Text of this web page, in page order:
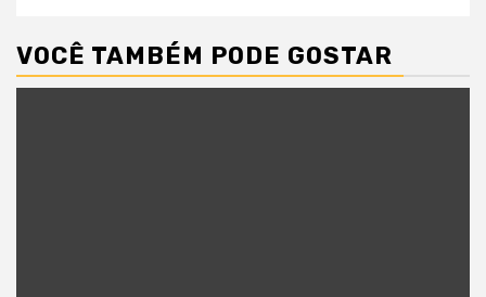
VOCÊ TAMBÉM PODE GOSTAR